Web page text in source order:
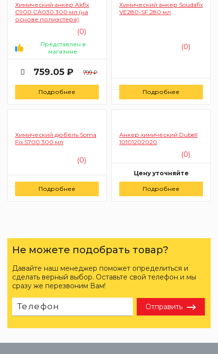
Химический анкер Akfix
C900 CA030 300 мл (на
основе полиэстера)
(0)
Представлен в
магазине
759.05 ₽ 799 ₽
Подробнее
Химический анкер Soudafix
VE280-SF 280 мл
(0)
Заказать
Подробнее
Химический дюбель Soma
Fix S700 300 мл
(0)
Заказать
Подробнее
Анкер химический Dubell
10101202020
(0)
Цену уточняйте
Заказать
Подробнее
Не можете подобрать товар?
Давайте наш менеджер поможет определиться и
сделать верный выбор. Оставьте свой телефон и мы
сразу же перезвоним Вам!
Отправить